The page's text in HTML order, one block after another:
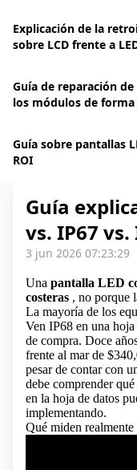
Explicación de la
sobre LCD frente a
Guía de reparación
los módulos de
Guía sobre pantallas
ROI
Guía
vs. IP67 vs.
3 jun 2026 07:23:29
Una pantalla LED
costeras , no porque
La mayoría de los
Ven IP68 en una
de compra. Doce
frente al mar de
pesar de contar con
debe comprender
en la hoja de datos
implementando.
Qué miden